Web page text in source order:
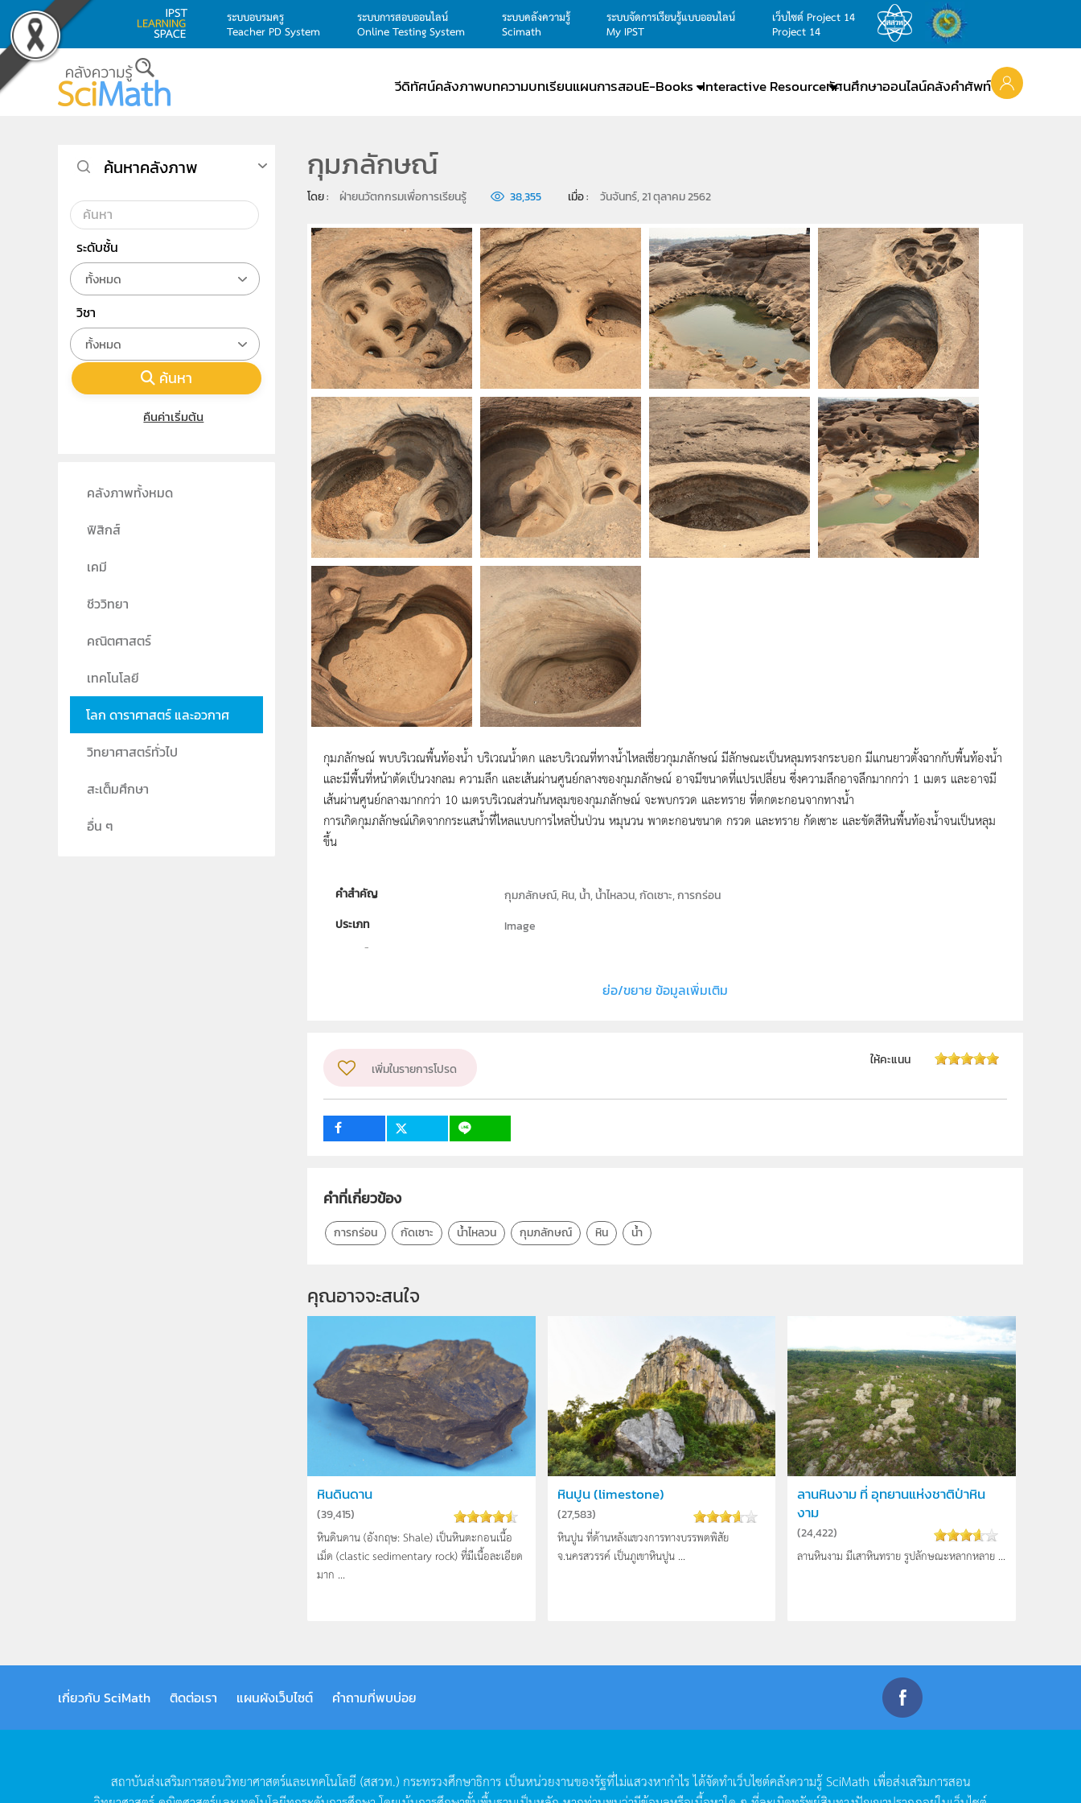
Skip to main content
ระบบอบรมครู
Teacher PD System
ระบบการสอบออนไลน์
Online Testing System
ระบบคลังความรู้
Scimath
ระบบจัดการเรียนรู้แบบออนไลน์
My IPST
เว็บไซต์ Project 14
Project 14
วีดิทัศน์คลังภาพบทความบทเรียนแผนการสอนE-Books Interactive Resourceทัศนศึกษาออนไลน์คลังคำศัพท์
กุมภลักษณ์
โดย : ฝ่ายนวัตกกรมเพื่อการเรียนรู้ 38,355 เมื่อ : วันจันทร์, 21 ตุลาคม 2562
กุมภลักษณ์ พบบริเวณพื้นท้องน้ำ บริเวณน้ำตก และบริเวณที่ทางน้ำไหลเชี่ยวกุมภลักษณ์ มีลักษณะเป็นหลุมทรงกระบอก มีแกนยาวตั้งฉากกับพื้นท้องน้ำ
และมีพื้นที่หน้าตัดเป็นวงกลม ความลึก และเส้นผ่านศูนย์กลางของกุมภลักษณ์ อาจมีขนาดที่แปรเปลี่ยน ซึ่งความลึกอาจลึกมากกว่า 1 เมตร และอาจมี
เส้นผ่านศูนย์กลางมากกว่า 10 เมตรบริเวณส่วนก้นหลุมของกุมภลักษณ์ จะพบกรวด และทราย ที่ตกตะกอนจากทางน้ำ
การเกิดกุมภลักษณ์เกิดจากกระแสน้ำที่ไหลแบบการไหลปั่นป่วน หมุนวน พาตะกอนขนาด กรวด และทราย กัดเซาะ และขัดสีหินพื้นท้องน้ำจนเป็นหลุม
ขึ้น
คำสำคัญ
กุมภลักษณ์, หิน, น้ำ, น้ำไหลวน, กัดเซาะ, การกร่อน
ประเภท
Image
ฝ่ายนวัตกกรมเพื่อการเรียนรู้
กลุ่มเป้าหมาย
ย่อ/ขยาย ข้อมูลเพิ่มเติม
เพิ่มในรายการโปรด
ให้คะแนน
คำที่เกี่ยวข้อง
การกร่อน กัดเซาะ น้ำไหลวน กุมภลักษณ์ หิน น้ำ
คุณอาจจะสนใจ
หินดินดาน
(39,415)
หินดินดาน (อังกฤษ: Shale) เป็นหินตะกอนเนื้อ
เม็ด (clastic sedimentary rock) ที่มีเนื้อละเอียด
มาก ...
หินปูน (limestone)
(27,583)
หินปูน ที่ด้านหลังแขวงการทางบรรพตพิสัย
จ.นครสวรรค์ เป็นภูเขาหินปูน ...
ลานหินงาม ที่ อุทยานแห่งชาติป่าหิน
งาม
(24,422)
ลานหินงาม มีเสาหินทราย รูปลักษณะหลากหลาย ...
ค้นหาคลังภาพ
ระดับชั้น
ทั้งหมด
วิชา
ทั้งหมด
ค้นหา
คืนค่าเริ่มต้น
คลังภาพทั้งหมด
ฟิสิกส์
เคมี
ชีววิทยา
คณิตศาสตร์
เทคโนโลยี
โลก ดาราศาสตร์ และอวกาศ
วิทยาศาสตร์ทั่วไป
สะเต็มศึกษา
อื่น ๆ
เกี่ยวกับ SciMath ติดต่อเรา แผนผังเว็บไซต์ คำถามที่พบบ่อย
สถาบันส่งเสริมการสอนวิทยาศาสตร์และเทคโนโลยี (สสวท.) กระทรวงศึกษาธิการ เป็นหน่วยงานของรัฐที่ไม่แสวงหากำไรได้จัดทำเว็บไซต์คลังความรู้SciMath เพื่อส่งเสริมการสอน